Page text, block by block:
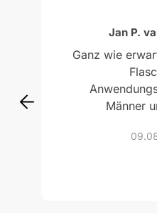
Jan P.
Ganz wie
Männer